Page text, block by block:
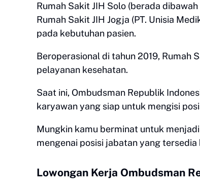
Rumah Sakit JIH Solo (berada
Rumah Sakit JIH Jogja (PT. Unisia
pada kebutuhan pasien.
Beroperasional di tahun 2019, Rumah
pelayanan kesehatan.
Saat ini, Ombudsman Republik
karyawan yang siap untuk mengisi
Mungkin kamu berminat untuk
mengenai posisi jabatan yang
Lowongan Kerja Ombudsman